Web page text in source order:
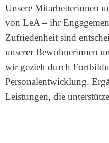
Unsere Mitarbeiterinnen
von LeA – ihr
Zufriedenheit sind
unserer Bewohnerinnen
wir gezielt durch
Personalentwicklung.
Leistungen, die